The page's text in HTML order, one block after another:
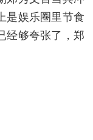
是娱乐圈里节食
经够夸张了，郑